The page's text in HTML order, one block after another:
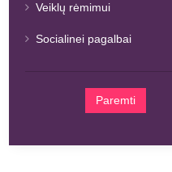
Veiklų rėmimui
Socialinei pagalbai
Paremti